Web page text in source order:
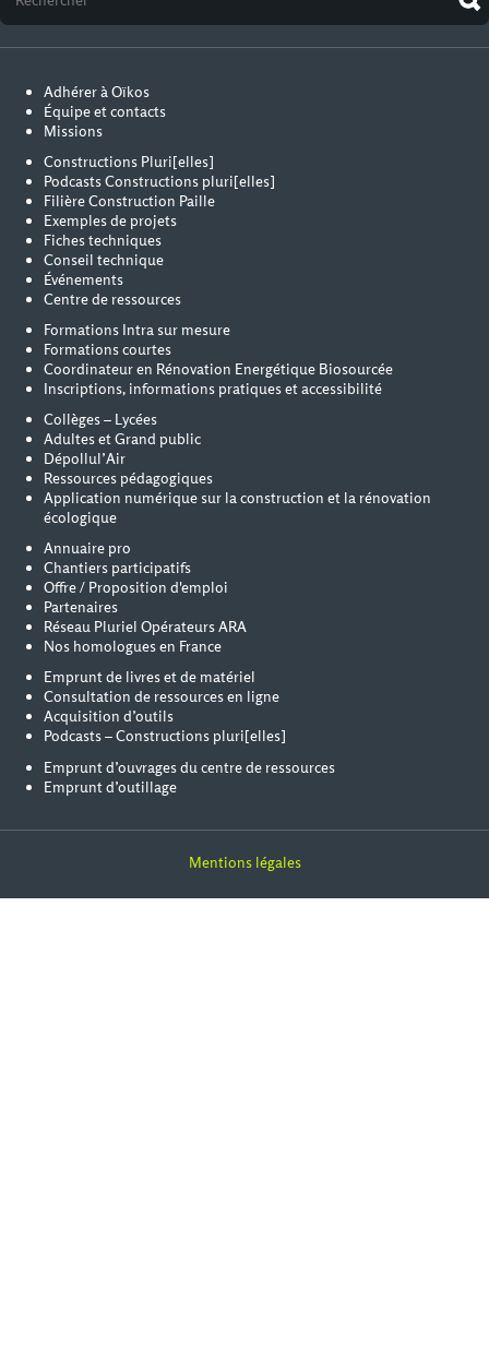
Adhérer à Oïkos
Équipe et contacts
Missions
Constructions Pluri[elles]
Podcasts Constructions pluri[elles]
Filière Construction Paille
Exemples de projets
Fiches techniques
Conseil technique
Événements
Centre de ressources
Formations Intra sur mesure
Formations courtes
Coordinateur en Rénovation Energétique Biosourcée
Inscriptions, informations pratiques et accessibilité
Collèges – Lycées
Adultes et Grand public
Dépollul’Air
Ressources pédagogiques
Application numérique sur la construction et la rénovation
écologique
Annuaire pro
Chantiers participatifs
Offre / Proposition d'emploi
Partenaires
Réseau Pluriel Opérateurs ARA
Nos homologues en France
Emprunt de livres et de matériel
Consultation de ressources en ligne
Acquisition d’outils
Podcasts – Constructions pluri[elles]
Emprunt d’ouvrages du centre de ressources
Emprunt d’outillage
Mentions légales